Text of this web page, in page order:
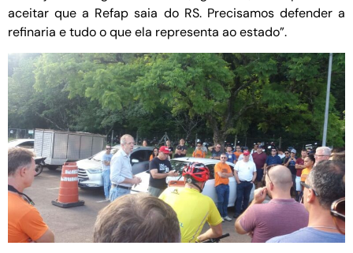
aceitar que a Refap saia do RS. Precisamos defender a
refinaria e tudo o que ela representa ao estado”.